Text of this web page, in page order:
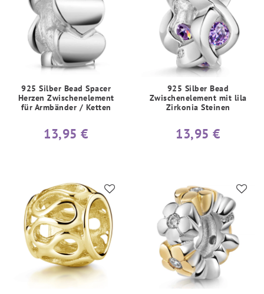
925 Silber Bead Spacer
Herzen Zwischenelement
für Armbänder / Ketten
13,95 €
925 Silber Bead
Zwischenelement mit lila
Zirkonia Steinen
13,95 €